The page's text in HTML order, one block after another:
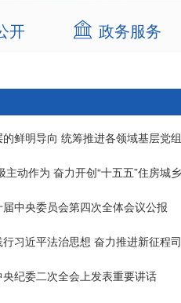
开 政务服务
鲜明导向 统筹推进各领域基层党
主动作为 奋力开创“十五五”住房城
中央委员会第四次全体会议公报
习近平法治思想 奋力推进新征程
纪委二次全会上发表重要讲话